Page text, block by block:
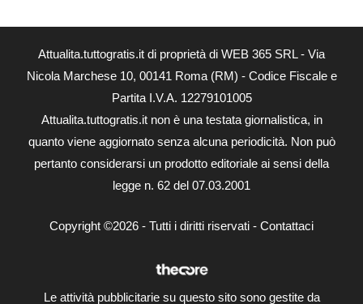
Attualita.tuttogratis.it di proprietà di WEB 365 SRL - Via
Nicola Marchese 10, 00141 Roma (RM) - Codice Fiscale e
Partita I.V.A. 12279101005
Attualita.tuttogratis.it non è una testata giornalistica, in
quanto viene aggiornato senza alcuna periodicità. Non può
pertanto considerarsi un prodotto editoriale ai sensi della
legge n. 62 del 07.03.2001
Copyright ©2026 - Tutti i diritti riservati - Contattaci
Le attività pubblicitarie su questo sito sono gestite da